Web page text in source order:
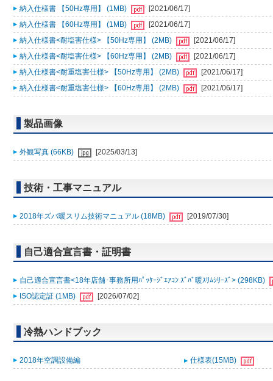
納入仕様書 【50Hz専用】 (1MB)
[2021/06/17]
納入仕様書 【60Hz専用】 (1MB)
[2021/06/17]
納入仕様書<耐塩害仕様> 【50Hz専用】 (2MB)
[2021/06/17]
納入仕様書<耐塩害仕様> 【60Hz専用】 (2MB)
[2021/06/17]
納入仕様書<耐重塩害仕様> 【50Hz専用】 (2MB)
[2021/06/17]
納入仕様書<耐重塩害仕様> 【60Hz専用】 (2MB)
[2021/06/17]
製品画像
外観写真 (66KB) [2025/03/13]
技術・工事マニュアル
2018年ズバ暖スリム技術マニュアル (18MB) [2019/07/30]
自己適合宣言書・証明書
自己適合宣言書<18年店舗･事務所用ﾊﾟｯｹｰｼﾞｴｱｺﾝ ｽﾞﾊﾞ暖ｽﾘﾑｼﾘｰｽﾞ> (298KB)
ISO認定証 (1MB)
[2026/07/02]
冷熱ハンドブック
2018年空調設備編 仕様表(15MB)